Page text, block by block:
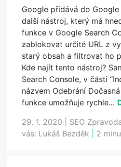
Google přidává do
další nástroj, který má
funkce v Google Search
zablokovat určité URL z
starý obsah a filtrovat ho
Kde najít tento nástroj?
Search Console, v části
názvem Odebrání
funkce umožňuje rychle…
29. 1. 2020
SEO
vás: Lukáš Bezděk 2